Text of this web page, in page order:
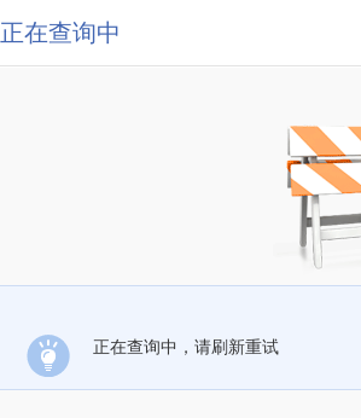
正在查询中
正在查询中，请刷新重试